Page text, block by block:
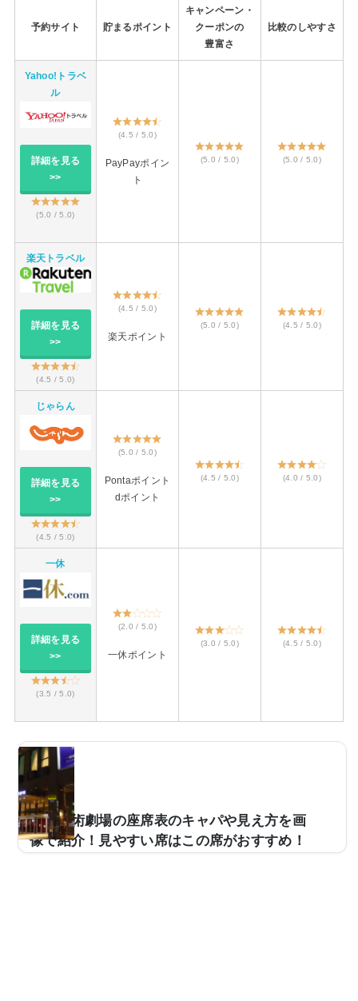
予約サイト 貯まるポイント
キャンペーン・
クーポンの
豊富さ
比較のしやすさ
Yahoo!トラベ
ル
詳細を見る
>>
(5.0 / 5.0)
(4.5 / 5.0)
PayPayポイン
ト
(5.0 / 5.0) (5.0 / 5.0)
楽天トラベル
詳細を見る
>>
(4.5 / 5.0)
(4.5 / 5.0)
楽天ポイント
(5.0 / 5.0) (4.5 / 5.0)
じゃらん
詳細を見る
>>
(4.5 / 5.0)
(5.0 / 5.0)
Pontaポイント
dポイント
(4.5 / 5.0) (4.0 / 5.0)
一休
詳細を見る
>>
(3.5 / 5.0)
(2.0 / 5.0)
一休ポイント
(3.0 / 5.0) (4.5 / 5.0)
梅田芸術劇場の座席表のキャパや見え方を画
像で紹介！見やすい席はこの席がおすすめ！